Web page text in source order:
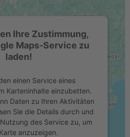
Ihre Zustimmung,
Maps-Service zu
laden!
einen Service eines
Karteninhalte einzubetten.
Daten zu Ihren Aktivitäten
Sie die Details durch und
des Service zu, um
anzuzeigen.